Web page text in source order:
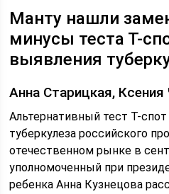
Манту нашли
минусы теста Т-
выявления
Анна Старицкая, Ксения
Альтернативный тест Т-
туберкулеза российского
отечественном рынке в
уполномоченный при
ребенка Анна Кузнецова